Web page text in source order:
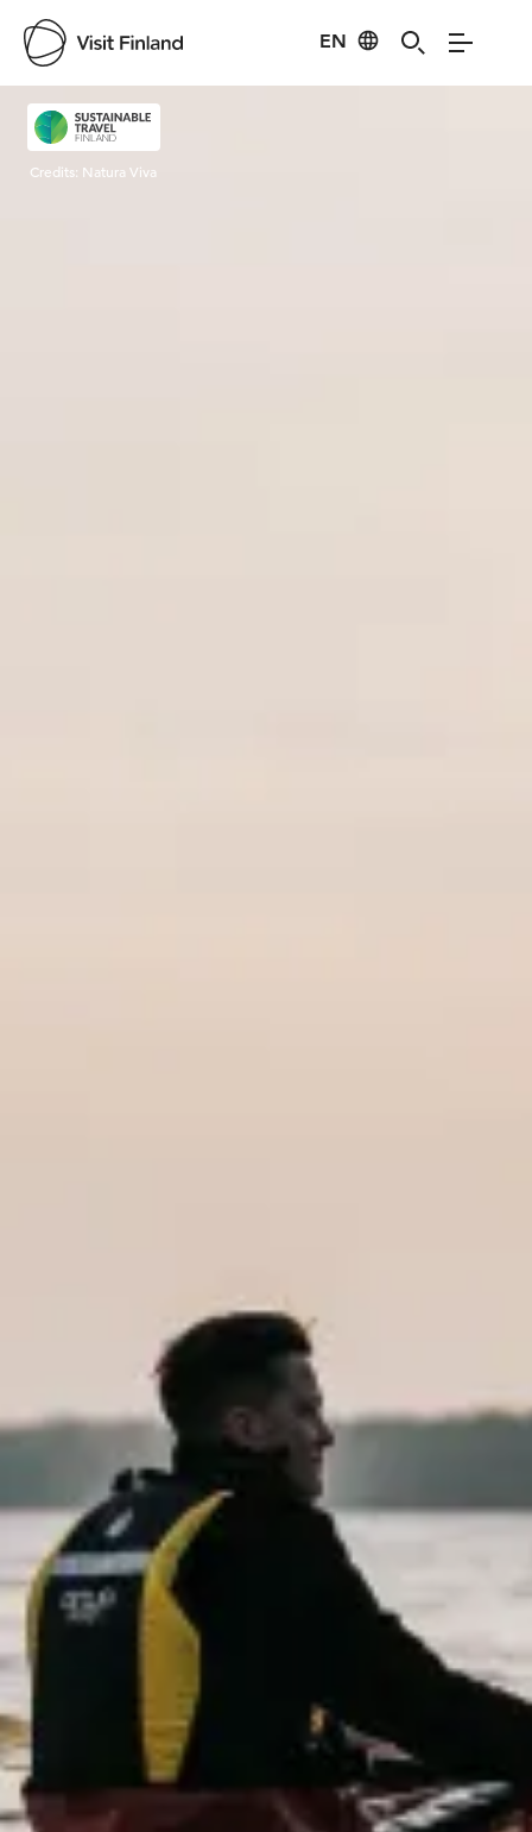
EN
Visit Finland
Credits: Natura Viva